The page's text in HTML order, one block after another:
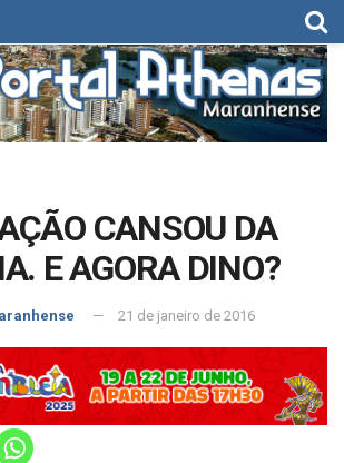
CANSOU DA
E AGORA DINO?
21 de janeiro de 2016